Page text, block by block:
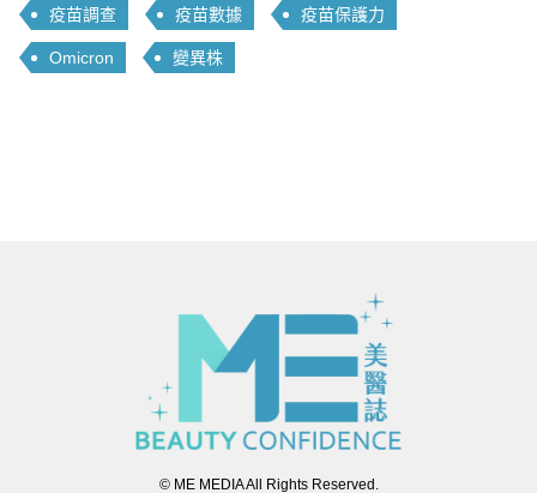
疫苗調查 疫苗數據 疫苗保護力
Omicron 變異株
© ME MEDIA All Rights Reserved.